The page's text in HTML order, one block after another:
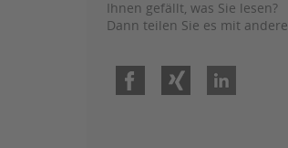
Ihnen gefällt, was Sie lesen?
Dann teilen Sie es mit
Facebook